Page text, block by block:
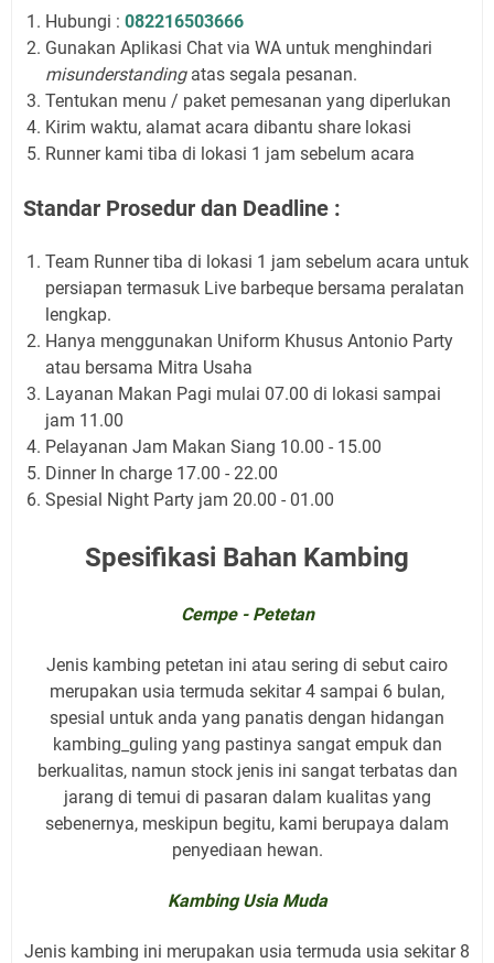
Hubungi : 082216503666
Gunakan Aplikasi Chat via WA untuk menghindari
misunderstanding atas segala pesanan.
Tentukan menu / paket pemesanan yang diperlukan
Kirim waktu, alamat acara dibantu share lokasi
Runner kami tiba di lokasi 1 jam sebelum acara
Standar Prosedur dan Deadline :
Team Runner tiba di lokasi 1 jam sebelum acara untuk
persiapan termasuk Live barbeque bersama peralatan
lengkap.
Hanya menggunakan Uniform Khusus Antonio Party
atau bersama Mitra Usaha
Layanan Makan Pagi mulai 07.00 di lokasi sampai
jam 11.00
Pelayanan Jam Makan Siang 10.00 - 15.00
Dinner In charge 17.00 - 22.00
Spesial Night Party jam 20.00 - 01.00
Spesifikasi Bahan Kambing
Cempe - Petetan
Jenis kambing petetan ini atau sering di sebut cairo
merupakan usia termuda sekitar 4 sampai 6 bulan,
spesial untuk anda yang panatis dengan hidangan
kambing_guling yang pastinya sangat empuk dan
berkualitas, namun stock jenis ini sangat terbatas dan
jarang di temui di pasaran dalam kualitas yang
sebenernya, meskipun begitu, kami berupaya dalam
penyediaan hewan.
Kambing Usia Muda
Jenis kambing ini merupakan usia termuda usia sekitar 8